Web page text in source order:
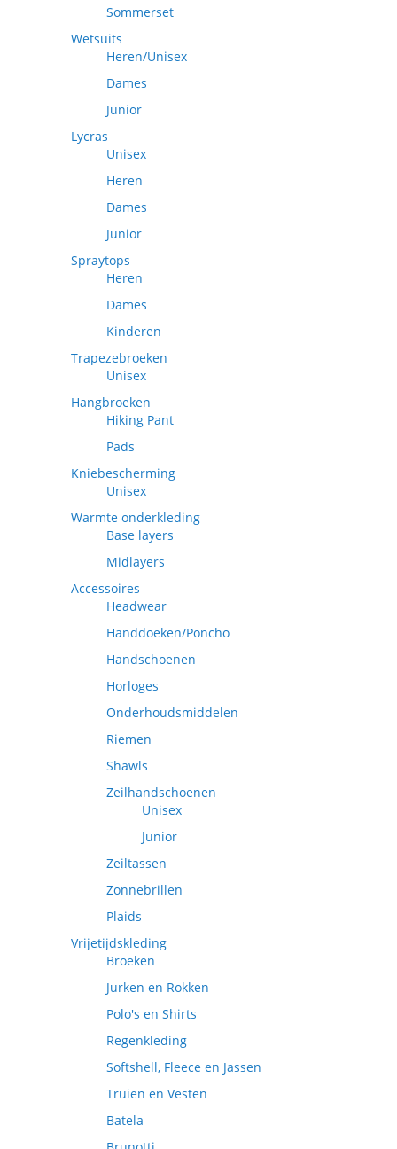
Sommerset
Wetsuits
Heren/Unisex
Dames
Junior
Lycras
Unisex
Heren
Dames
Junior
Spraytops
Heren
Dames
Kinderen
Trapezebroeken
Unisex
Hangbroeken
Hiking Pant
Pads
Kniebescherming
Unisex
Warmte onderkleding
Base layers
Midlayers
Accessoires
Headwear
Handdoeken/Poncho
Handschoenen
Horloges
Onderhoudsmiddelen
Riemen
Shawls
Zeilhandschoenen
Unisex
Junior
Zeiltassen
Zonnebrillen
Plaids
Vrijetijdskleding
Broeken
Jurken en Rokken
Polo's en Shirts
Regenkleding
Softshell, Fleece en Jassen
Truien en Vesten
Batela